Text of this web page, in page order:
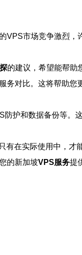
VPS市场竞争激烈，
的建议，希望能帮助
务对比。这将帮助您
护和数据备份等。
在实际使用中，才
的新加坡VPS服务提